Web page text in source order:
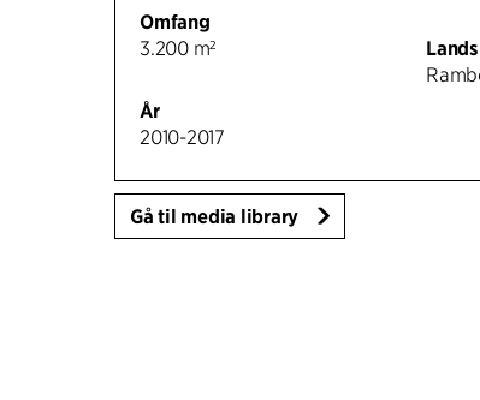
Omfang
3.200 m²
År
2010-2017
Gå til media library